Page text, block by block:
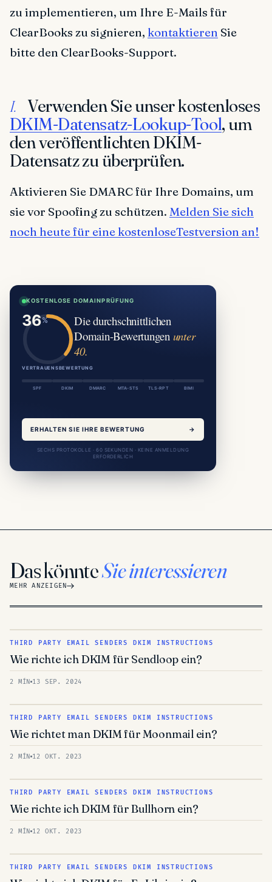
zu implementieren, um Ihre E-Mails für
ClearBooks zu signieren, kontaktieren Sie
bitte den ClearBooks-Support.
I.
Verwenden Sie unser kostenloses
DKIM-Datensatz-Lookup-Tool, um
den veröffentlichten DKIM-
Datensatz zu überprüfen.
Aktivieren Sie DMARC für Ihre Domains, um
sie vor Spoofing zu schützen. Melden Sie sich
noch heute für eine kostenloseTestversion an!
KOSTENLOSE DOMAINPRÜFUNG
VERTRAUENSBEWERTUNG
Die durchschnittlichen
Domain-Bewertungen unter
40.
SPF DKIM DMARC MTA-STS TLS-RPT BIMI
ERHALTEN SIE IHRE BEWERTUNG →
SECHS PROTOKOLLE · 60 SEKUNDEN · KEINE ANMELDUNG
ERFORDERLICH
Das könnteSie interessieren
MEHR ANZEIGEN
THIRD PARTY EMAIL SENDERS DKIM INSTRUCTIONS
Wie richte ich DKIM für Sendloop ein?
2 MÍN 13 SEP. 2024
THIRD PARTY EMAIL SENDERS DKIM INSTRUCTIONS
Wie richtet man DKIM für Moonmail ein?
2 MÍN 12 OKT. 2023
THIRD PARTY EMAIL SENDERS DKIM INSTRUCTIONS
Wie richte ich DKIM für Bullhorn ein?
2 MÍN 12 OKT. 2023
THIRD PARTY EMAIL SENDERS DKIM INSTRUCTIONS